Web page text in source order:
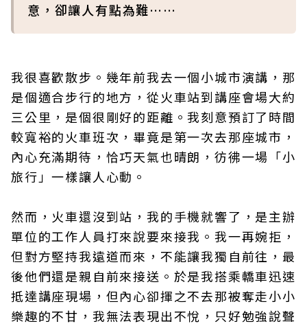
意，卻讓人有點為難……
我很喜歡散步。幾年前我去一個小城市演講，那
是個適合步行的地方，從火車站到講座會場大約
三公里，是個很剛好的距離。我刻意預訂了時間
較寬裕的火車班次，畢竟是第一次去那座城市，
內心充滿期待，恰巧天氣也晴朗，彷彿一場「小
旅行」一樣讓人心動。
然而，火車還沒到站，我的手機就響了，是主辦
單位的工作人員打來說要來接我。我一再婉拒，
但對方堅持我遠道而來，不能讓我獨自前往，最
後他們還是親自前來接送。於是我搭乘轎車迅速
抵達講座現場，但內心卻揮之不去那被奪走小小
樂趣的不甘，我無法表現出不悅，只好勉強說聲